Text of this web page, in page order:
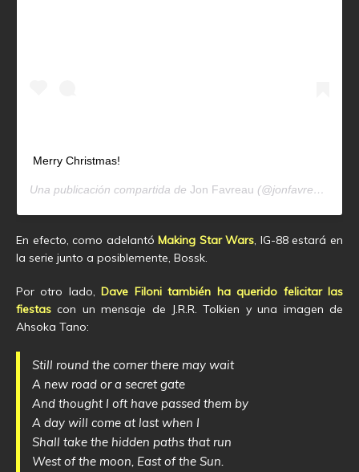
Merry Christmas!
Una publicación compartida de Jon Favreau (@jonfavreau) el
En efecto, como adelantó Making Star Wars, IG-88 estará en
la serie junto a posiblemente, Bossk.
Por otro lado, Dave Filoni también ha querido felicitar las
fiestas con un mensaje de J.R.R. Tolkien y una imagen de
Ahsoka Tano:
Still round the corner there may wait
A new road or a secret gate
And thought I oft have passed them by
A day will come at last when I
Shall take the hidden paths that run
West of the moon, East of the Sun.